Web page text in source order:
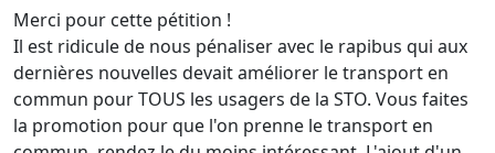
Merci pour cette pétition !
Il est ridicule de nous pénaliser avec le rapibus qui aux
dernières nouvelles devait améliorer le transport en
commun pour TOUS les usagers de la STO. Vous faites
la promotion pour que l'on prenne le transport en